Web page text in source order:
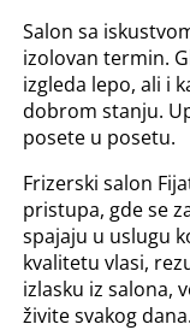
Salon sa
izolovan termin.
izgleda lepo, ali i
dobrom stanju.
posete u posetu.
Frizerski salon
pristupa, gde se
spajaju u uslugu
kvalitetu vlasi,
izlasku iz salona,
živite svakog dana.